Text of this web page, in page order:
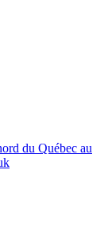
du Québec au